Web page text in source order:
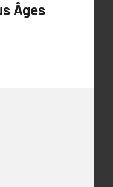
Âges